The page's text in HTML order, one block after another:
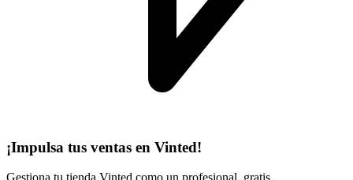
¡Impulsa tus ventas en Vinted!